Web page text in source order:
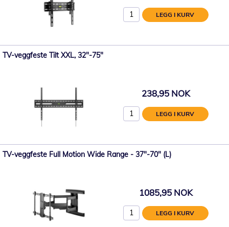
LEGG I KURV
TV-veggfeste Tilt XXL, 32"-75"
238,95 NOK
LEGG I KURV
TV-veggfeste Full Motion Wide Range - 37"-70" (L)
1085,95 NOK
LEGG I KURV